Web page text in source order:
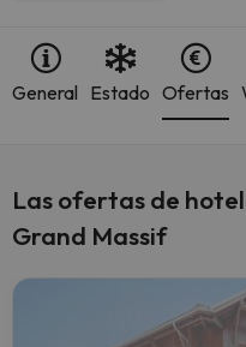
General Estado Ofertas
Las ofertas de
Grand Massif